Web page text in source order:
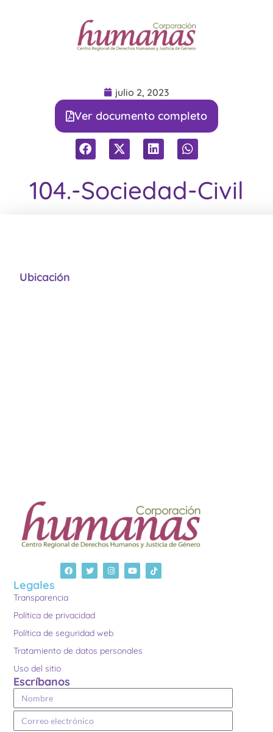
104.-Sociedad-Civil
julio 2, 2023
Ver documento completo
Legales
Transparencia
Política de privacidad
Política de seguridad web
Tratamiento de datos personales
Uso del sitio
Escríbanos
Ubicación